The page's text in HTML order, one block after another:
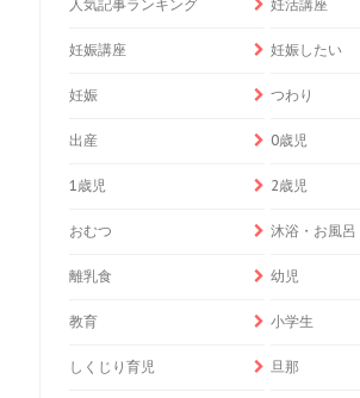
人気記事ランキング 妊活講座
妊娠講座 妊娠したい
妊娠 つわり
出産 0歳児
1歳児 2歳児
おむつ 沐浴・お風呂
離乳食 幼児
教育 小学生
しくじり育児 旦那